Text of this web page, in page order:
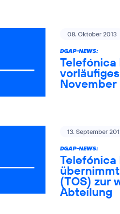
08. Oktober 2013
DGAP-NEWS:
Telefónica
November
13. September
DGAP-NEWS:
Telefónica
(TOS) zur
Abteilung